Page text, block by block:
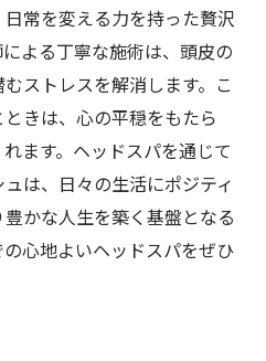
常を変える力を持った贅沢
よる丁寧な施術は、頭皮の
ストレスを解消します。こ
きは、心の平穏をもたら
ます。ヘッドスパを通じて
は、日々の生活にポジティ
かな人生を築く基盤となる
心地よいヘッドスパをぜひ